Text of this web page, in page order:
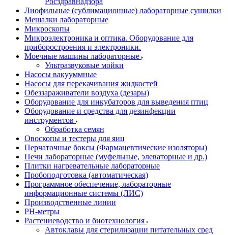
Лиофильные (сублимационные) лабораторные сушилки
Мешалки лабораторные
Микроскопы
Микроэлектроника и оптика. Оборудование для
приборостроения и электроники.
Моечные машины лабораторные
Ультразвуковые мойки
Насосы вакууммные
Насосы для перекачивания жидкостей
Обеззараживатели воздуха (дезары)
Оборудование для инкубаторов для выведения птиц
Оборудование и средства для дезинфекции
инструментов
Обработка семян
Овоскопы и тестеры для яиц
Перчаточные боксы (Фармацевтические изоляторы)
Печи лабораторные (муфельные, элеваторные и др.)
Плитки нагревательные лабораторные
Пробоподготовка (автоматическая)
Программное обеспечение, лабораторные
информационные системы (ЛИС)
Производственные линии
РH-метры
Растениеводство и биотехнология
Автоклавы для стерилизации питательных сред